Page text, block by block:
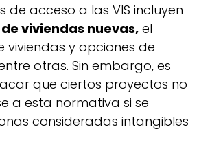
de acceso a las VIS incluyen
viviendas nuevas, el
viviendas y opciones de
otras. Sin embargo, es
que ciertos proyectos no
a esta normativa si se
consideradas intangibles